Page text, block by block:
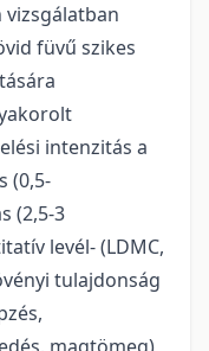
füvű szikes
intenzitás a
(0,5-
(2,5-3
levél- (LDMC,
tulajdonság